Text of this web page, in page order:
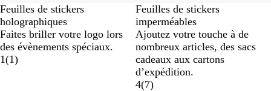
Feuilles de stickers
holographiques
Faites briller votre logo lors
des évènements spéciaux.
1(1)
Feuilles de stickers
imperméables
Ajoutez votre touche à de
nombreux articles, des sacs
cadeaux aux cartons
d’expédition.
4(7)